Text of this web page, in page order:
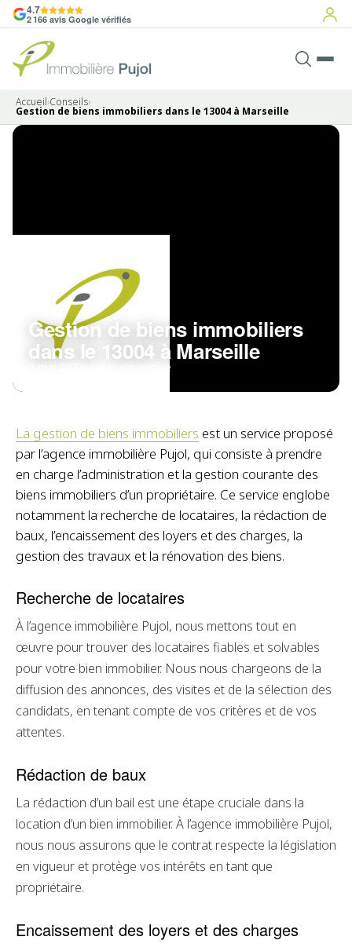
4.7
2 166 avis Google vérifiés
Accueil›Conseils›
Gestion de biens immobiliers dans le 13004 à Marseille
Gestion de biens immobiliers
dans le 13004 à Marseille
9 mai 2023 3 min de lecture
La gestion de biens immobiliers est un service proposé
par l’agence immobilière Pujol, qui consiste à prendre
en charge l’administration et la gestion courante des
biens immobiliers d’un propriétaire. Ce service englobe
notamment la recherche de locataires, la rédaction de
baux, l’encaissement des loyers et des charges, la
gestion des travaux et la rénovation des biens.
Recherche de locataires
À l’agence immobilière Pujol, nous mettons tout en
œuvre pour trouver des locataires fiables et solvables
pour votre bien immobilier. Nous nous chargeons de la
diffusion des annonces, des visites et de la sélection des
candidats, en tenant compte de vos critères et de vos
attentes.
Rédaction de baux
La rédaction d’un bail est une étape cruciale dans la
location d’un bien immobilier. À l’agence immobilière Pujol,
nous nous assurons que le contrat respecte la législation
en vigueur et protège vos intérêts en tant que
propriétaire.
Encaissement des loyers et des charges